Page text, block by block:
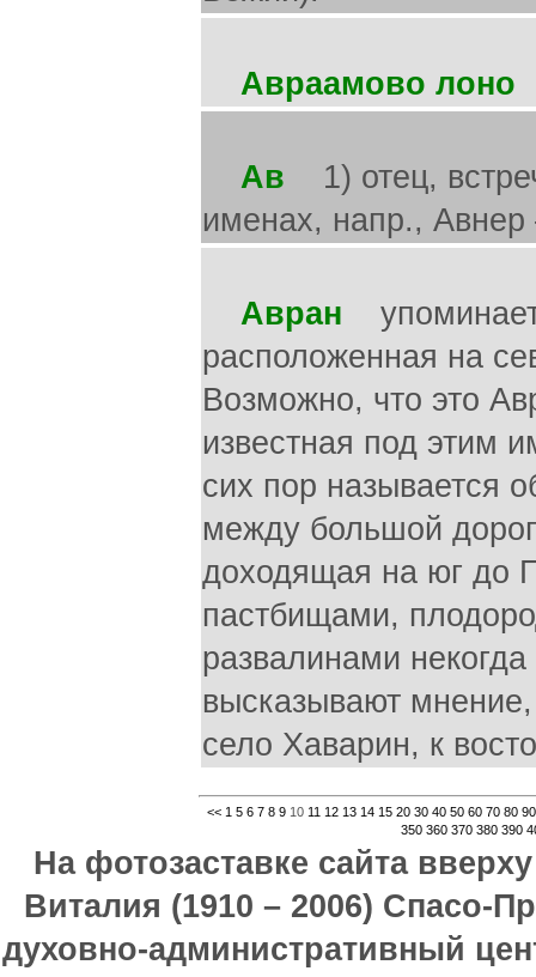
Авраамово лоно
Ав 1) отец,
именах, напр.,
Авран
расположенная на
Возможно, что это
известная под этим
сих пор называется
между большой
доходящая на юг до
пастбищами,
развалинами
высказывают
село Хаварин, к
<< 1 5 6 7 8 910 11 12 13 14 15 20 30 40 50 60 70 80 90
350 360 370 380 390
На фотозаставке сайта
Виталия (1910 – 2006) Спасо-
духовно-административный